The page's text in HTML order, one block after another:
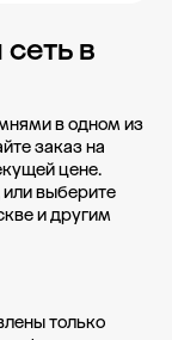
в корзину
в
в одном из
заказ на
цене.
или выберите
и другим
только